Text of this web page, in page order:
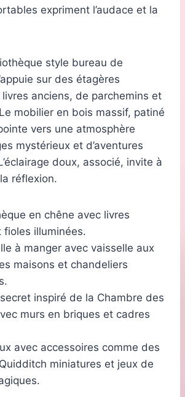
expriment l’audace et la
style bureau de
sur des étagères
anciens, de parchemins et
mobilier en bois massif, patiné
vers une atmosphère
mystérieux et d’aventures
doux, associé, invite à
réflexion.
en chêne avec livres
fioles illuminées.
à manger avec vaisselle aux
maisons et chandeliers
inspiré de la Chambre des
murs en briques et cadres
avec accessoires comme des
miniatures et jeux de